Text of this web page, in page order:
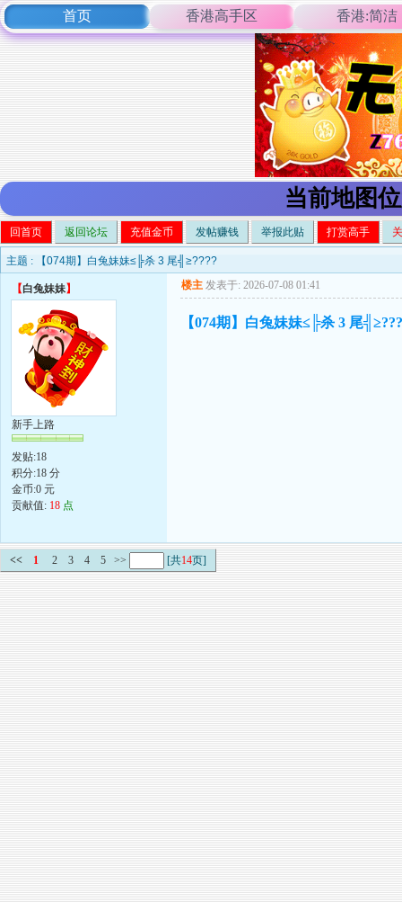
首页 香港高手区 香港:简洁
当前地图
回首页 返回论坛 充值金币 发帖赚钱 举报此贴 打赏高手
主题 : 【074期】白兔妹妹≤╠杀 3 尾╣≥????
【白兔妹妹】
新手上路
发贴:18
积分:18 分
金币:0 元
贡献值: 18 点
楼主 发表于: 2026-07-08 01:41
【074期】白兔妹妹≤╠杀 3 尾
<< 1 2 3 4 5 >> [共14页]